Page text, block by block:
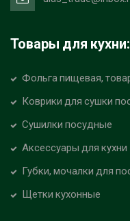
Товары для кухни:
Фольга пищевая,
Коврики для сушки
Сушилки посудные
Аксессуары для кухни
Губки, мочалки для
Щетки кухонные